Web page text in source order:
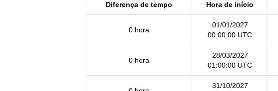
Diferença de tempo Hora de início
0 hora
01/01/2027
00:00:00 UTC
0 hora
28/03/2027
01:00:00 UTC
31/10/2027